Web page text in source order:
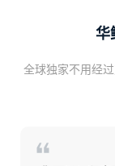
华
全球独家不用经